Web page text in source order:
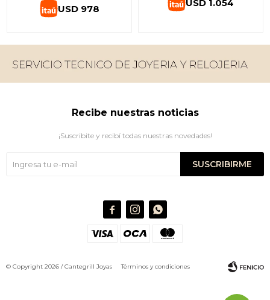
USD 978
USD 1.054
Recibe nuestras noticias
¡Suscribite y recibí todas nuestras novedades!
SUSCRIBIRME
  
© Copyright 2026 / Cantegrill JoyasTérminos y condiciones